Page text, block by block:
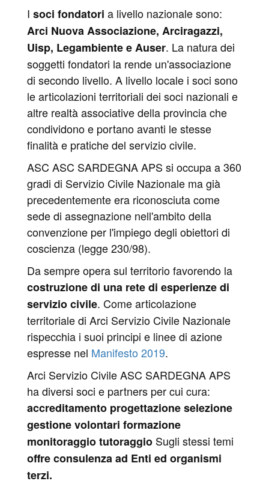
I soci fondatori a livello nazionale sono:
Arci Nuova Associazione, Arciragazzi,
Uisp, Legambiente e Auser. La natura dei
soggetti fondatori la rende un'associazione
di secondo livello. A livello locale i soci sono
le articolazioni territoriali dei soci nazionali e
altre realtà associative della provincia che
condividono e portano avanti le stesse
finalità e pratiche del servizio civile.
ASC ASC SARDEGNA APS si occupa a 360
gradi di Servizio Civile Nazionale ma già
precedentemente era riconosciuta come
sede di assegnazione nell'ambito della
convenzione per l'impiego degli obiettori di
coscienza (legge 230/98).
Da sempre opera sul territorio favorendo la
costruzione di una rete di esperienze di
servizio civile. Come articolazione
territoriale di Arci Servizio Civile Nazionale
rispecchia i suoi principi e linee di azione
espresse nel Manifesto 2019.
Arci Servizio Civile ASC SARDEGNA APS
ha diversi soci e partners per cui cura:
accreditamento progettazione selezione
gestione volontari formazione
monitoraggio tutoraggioSugli stessi temi
offre consulenza ad Enti ed organismi
terzi.